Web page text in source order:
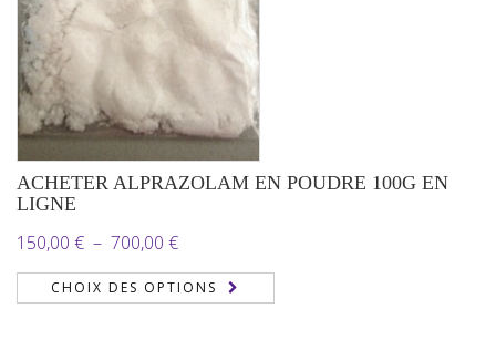
ACHETER ALPRAZOLAM EN POUDRE 100G EN
LIGNE
150,00 € – 700,00 €Plage
de
prix :
CHOIX DES OPTIONS